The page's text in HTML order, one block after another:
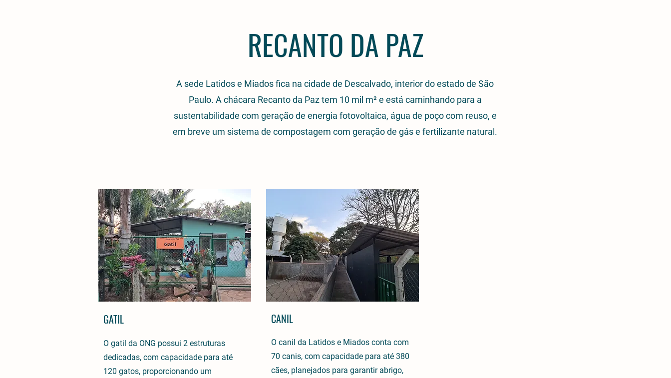
RECANTO DA PAZ
A sede Latidos e Miados fica na cidade de Descalvado, interior do estado de São
Paulo. A chácara Recanto da Paz tem 10 mil m² e está caminhando para a
sustentabilidade com geração de energia fotovoltaica, água de poço com reuso, e
em breve um sistema de compostagem com geração de gás e fertilizante natural.
GATIL
O gatil da ONG possui 2 estruturas
dedicadas, com capacidade para até
120 gatos, proporcionando um
CANIL
O canil da Latidos e Miados conta com
70 canis, com capacidade para até 380
cães, planejados para garantir abrigo,